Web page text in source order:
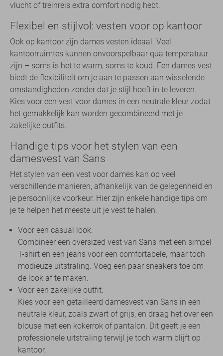
vlucht of treinreis extra comfort nodig hebt.
Flexibel en stijlvol: vesten voor op kantoor
Ook op kantoor zijn dames vesten ideaal. Veel
kantoorruimtes kunnen onvoorspelbaar qua temperatuur
zijn – soms is het te warm, soms te koud. Een dames vest
biedt de flexibiliteit om je aan te passen aan wisselende
omstandigheden zonder dat je stijl hoeft in te leveren.
Kies voor een vest voor dames in een neutrale kleur zodat
het gemakkelijk kan worden gecombineerd met je
zakelijke outfits.
Handige tips voor het stylen van een
damesvest van Sans
Het stylen van een vest voor dames kan op veel
verschillende manieren, afhankelijk van de gelegenheid en
je persoonlijke voorkeur. Hier zijn enkele handige tips om
je te helpen het meeste uit je vest te halen:
Voor een casual look:
Combineer een oversized vest van Sans met een simpel
T-shirt en een jeans voor een comfortabele, maar toch
modieuze uitstraling. Voeg een paar sneakers toe om
de look af te maken.
Voor een zakelijke outfit:
Kies voor een getailleerd damesvest van Sans in een
neutrale kleur, zoals zwart of grijs, en draag het over een
blouse met een kokerrok of pantalon. Dit geeft je een
professionele uitstraling terwijl je toch warm blijft op
kantoor.